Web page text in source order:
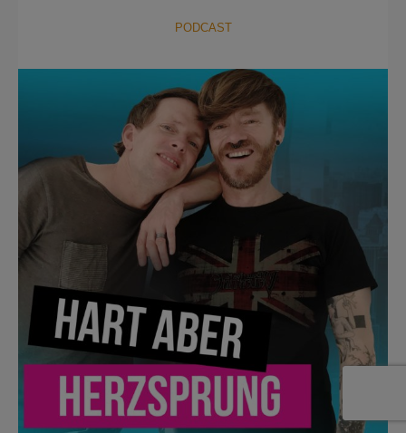
PODCAST